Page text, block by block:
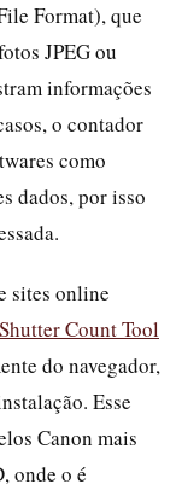
Format), que
JPEG ou
informações
o contador
como
dados, por isso
sites online
Count Tool
do navegador,
Esse
Canon mais
onde o é